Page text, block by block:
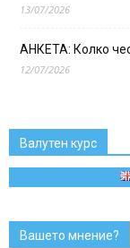
13/07/2026
АНКЕТА: Колко
12/07/2026
Валутен курс
Вашето мнение?